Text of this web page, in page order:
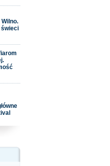
Wilno.
świeci